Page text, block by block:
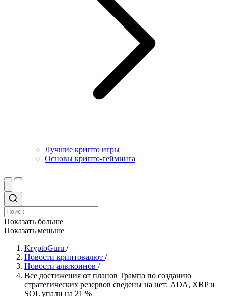
Лучшие крипто игры
Основы крипто-гейминга
Показать больше
Показать меньше
KryptoGuru /
Новости криптовалют /
Новости альткоинов /
Все достижения от планов Трампа по созданию
стратегических резервов сведены на нет: ADA, XRP и
SOL упали на 21 %